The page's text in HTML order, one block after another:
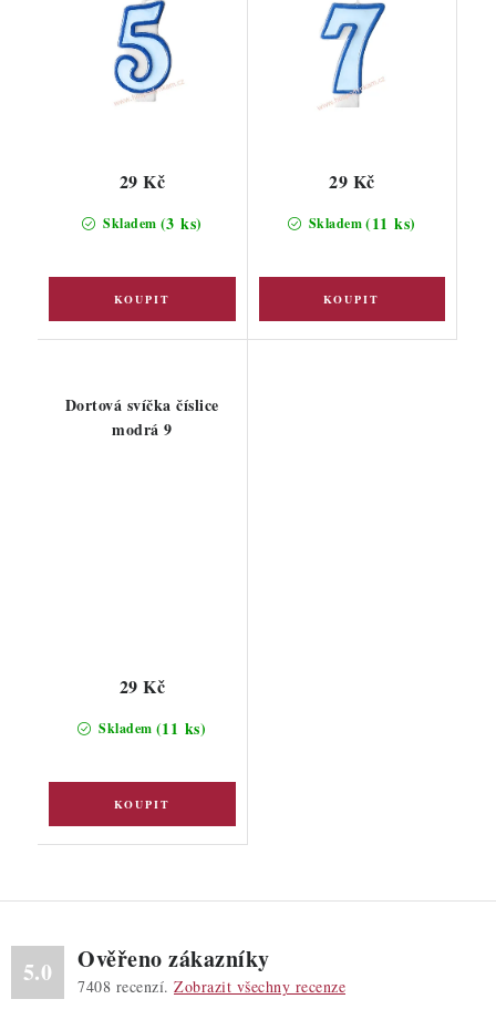
Skladem (3 ks)
29 Kč
Skladem(11 ks)
29 Kč
Dortová svíčka číslice
modrá 9
Skladem (11 ks)
29 Kč
5.0 Ověřeno zákazníky
7408 recenzí. Zobrazit všechny recenze